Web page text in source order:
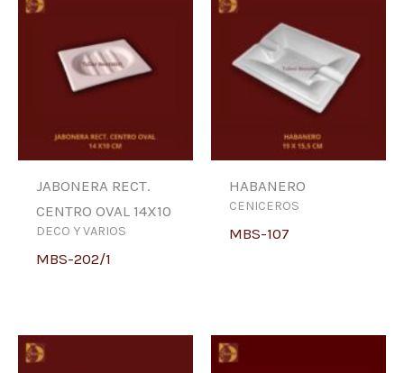
JABONERA RECT.
CENTRO OVAL 14X10
DECO Y VARIOS
MBS-202/1
HABANERO
CENICEROS
MBS-107